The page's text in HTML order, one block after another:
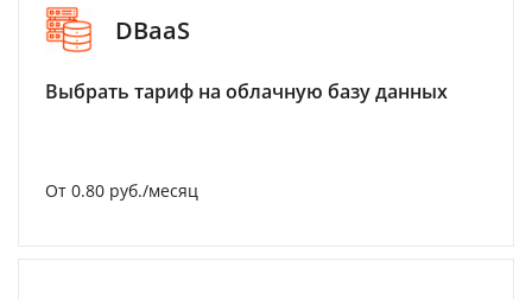
DBaaS
Выбрать тариф на облачную базу данных
От 0.80 руб./месяц